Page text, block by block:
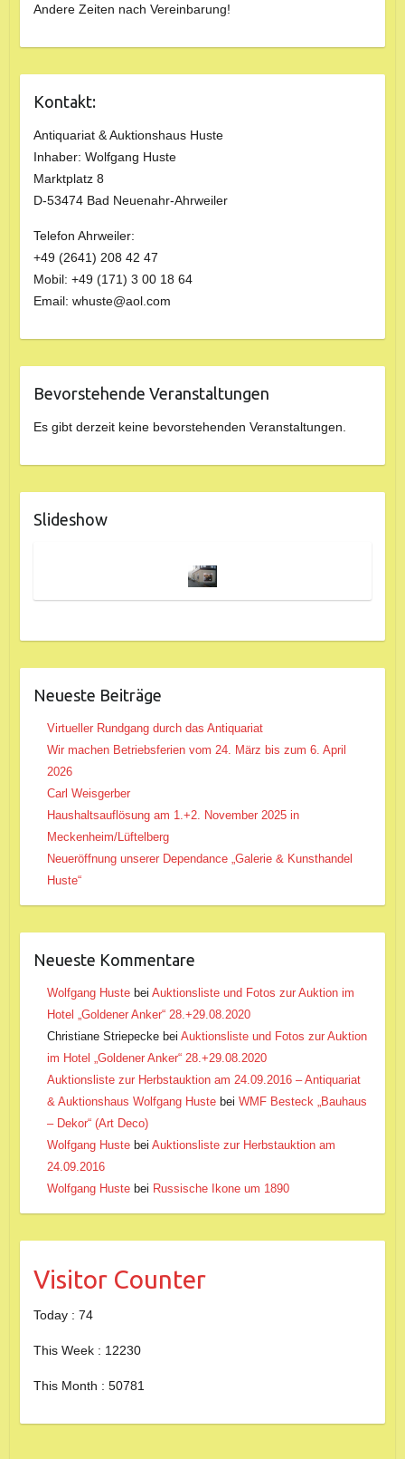
Andere Zeiten nach Vereinbarung!
Kontakt:
Antiquariat & Auktionshaus Huste
Inhaber: Wolfgang Huste
Marktplatz 8
D-53474 Bad Neuenahr-Ahrweiler
Telefon Ahrweiler:
+49 (2641) 208 42 47
Mobil: +49 (171) 3 00 18 64
Email: whuste@aol.com
Bevorstehende Veranstaltungen
Es gibt derzeit keine bevorstehenden Veranstaltungen.
Slideshow
Neueste Beiträge
Virtueller Rundgang durch das Antiquariat
Wir machen Betriebsferien vom 24. März bis zum 6. April
2026
Carl Weisgerber
Haushaltsauflösung am 1.+2. November 2025 in
Meckenheim/Lüftelberg
Neueröffnung unserer Dependance „Galerie & Kunsthandel
Huste“
Neueste Kommentare
Wolfgang Hustebei Auktionsliste und Fotos zur Auktion im
Hotel „Goldener Anker“ 28.+29.08.2020
Christiane Striepeckebei Auktionsliste und Fotos zur Auktion
im Hotel „Goldener Anker“ 28.+29.08.2020
Auktionsliste zur Herbstauktion am 24.09.2016 – Antiquariat
& Auktionshaus Wolfgang Hustebei WMF Besteck „Bauhaus
– Dekor“ (Art Deco)
Wolfgang Hustebei Auktionsliste zur Herbstauktion am
24.09.2016
Wolfgang Hustebei Russische Ikone um 1890
Visitor Counter
Today : 74
This Week : 12230
This Month : 50781